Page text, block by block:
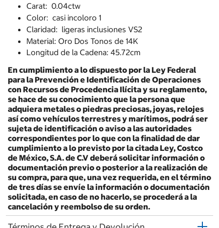
Carat: 0.04ctw
Color: casi incoloro 1
Claridad: ligeras inclusiones VS2
Material: Oro Dos Tonos de 14K
Longitud de la Cadena: 45.72cm
En cumplimiento a lo dispuesto por la Ley Federal
para la Prevención e Identificación de Operaciones
con Recursos de Procedencia Ilícita y su reglamento,
se hace de su conocimiento que la persona que
adquiera metales o piedras preciosas, joyas, relojes
así como vehículos terrestres y marítimos, podrá ser
sujeta de identificación o aviso a las autoridades
correspondientes por lo que con la finalidad de dar
cumplimiento a lo previsto por la citada Ley, Costco
de México, S.A. de C.V deberá solicitar información o
documentación previo o posterior a la realización de
su compra, para que, una vez requerida, en el término
de tres días se envíe la información o documentación
solicitada, en caso de no hacerlo, se procederá a la
cancelación y reembolso de su orden.